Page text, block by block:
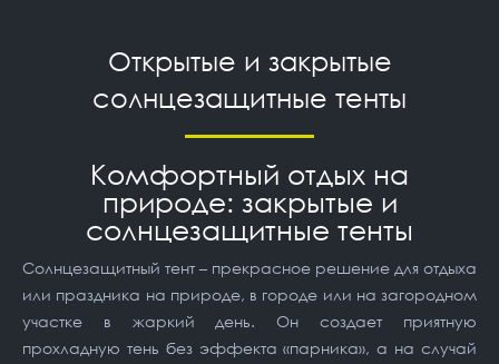
Открытые и закрытые
солнцезащитные тенты
Комфортный отдых на
природе: закрытые и
солнцезащитные тенты
Солнцезащитный тент – прекрасное решение для отдыха
или праздника на природе, в городе или на загородном
участке в жаркий день. Он создает приятную
прохладную тень без эффекта «парника», а на случай